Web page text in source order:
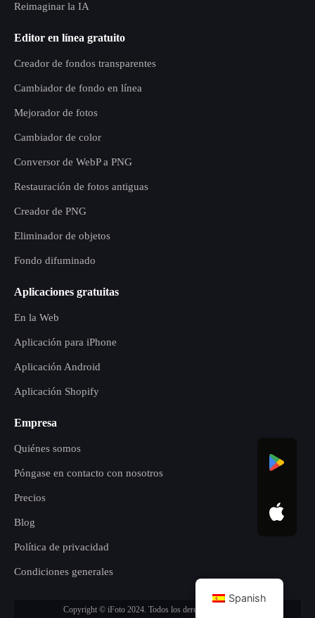
Reimaginar la IA
Editor en línea gratuito
Creador de fondos transparentes
Cambiador de fondo en línea
Mejorador de fotos
Cambiador de color
Conversor de WebP a PNG
Restauración de fotos antiguas
Creador de PNG
Eliminador de objetos
Fondo difuminado
Aplicaciones gratuitas
En la Web
Aplicación para iPhone
Aplicación Android
Aplicación Shopify
Empresa
Quiénes somos
Póngase en contacto con nosotros
Precios
Blog
Política de privacidad
Condiciones generales
Copyright © iFoto 2024. Todos los derechos reservados.
Spanish